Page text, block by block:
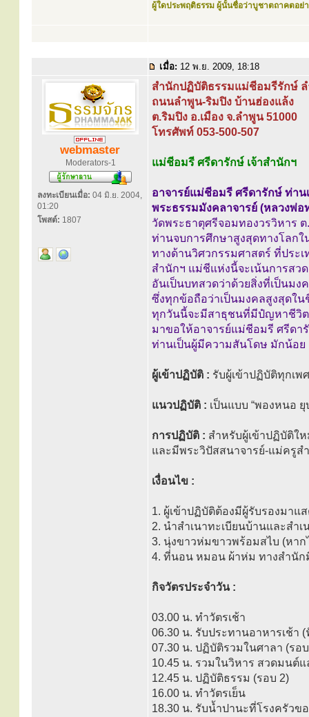
ผู้ใดประพฤติธรรม ผู้นั้นชื่อว่าบูชาตถาคตอย่า
เมื่อ: 12 พ.ย. 2009, 18:18
webmaster
Moderators-1
ลงทะเบียนเมื่อ: 04 มิ.ย. 2004,
01:20
โพสต์: 1807
สำนักปฏิบัติธรรมแม่ชีอมรีรักษ์
ถนนลำพูน-ริมปิง บ้านฮ่องแล้ง
ต.ริมปิง อ.เมือง จ.ลำพูน 51000
โทรศัพท์ 053-500-507
แม่ชีอมรี ศรีดารักษ์ เจ้าสำนักฯ
อาจารย์แม่ชีอมรี ศรีดารักษ์ ท่าน
พระธรรมมังคลาจารย์ (หลวงพ่อ
วัดพระธาตุศรีจอมทองวรวิหาร
ท่านจบการศึกษาสูงสุดทางโลก
ทางด้านวิศวกรรมศาสตร์ ที่ประเ
สำนักฯ แม่ชีแห่งนี้จะเน้นการสว
อันเป็นบทสวดว่าด้วยสิ่งที่เป็นมง
ซึ่งทุกข้อถือว่าเป็นมงคลสูงสุดใน
ทุกวันนี้จะมีสาธุชนที่มีปํญหาชีวิต
มาขอให้อาจารย์แม่ชีอมรี ศรีดา
ท่านเป็นผู้มีความสันโดษ มักน้อย
ผู้เข้าปฏิบัติ : รับผู้เข้าปฏิบัติทุกเพ
แนวปฏิบัติ : เป็นแบบ “พองหนอ
การปฏิบัติ : สำหรับผู้เข้าปฏิบัติใ
และมีพระวิปัสสนาจารย์-แม่ครู
เงื่อนไข :
1. ผู้เข้าปฏิบัติต้องมีผู้รับรองมาแ
2. นำสำเนาทะเบียนบ้านและสำ
3. นุ่งขาวห่มขาวพร้อมสไบ (หา
4. ที่นอน หมอน ผ้าห่ม ทางสำนัก
กิจวัตรประจำวัน :
03.00 น. ทำวัตรเช้า
06.30 น. รับประทานอาหารเช้า (
07.30 น. ปฏิบัติรวมในศาลา (รอ
10.45 น. รวมในวิหาร สวดมนต์
12.45 น. ปฏิบัติธรรม (รอบ 2)
16.00 น. ทำวัตรเย็น
18.30 น. รับน้ำปานะที่โรงครัวข